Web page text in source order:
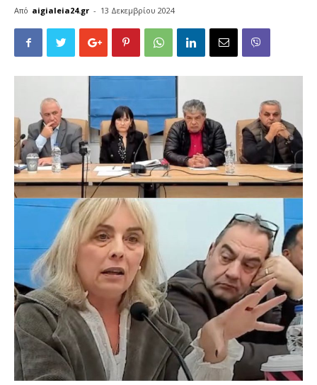
Από aigialeia24.gr - 13 Δεκεμβρίου 2024